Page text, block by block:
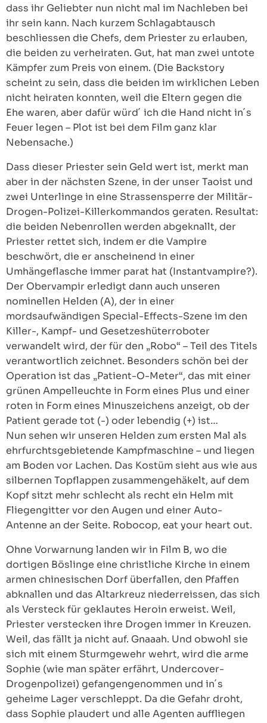
dass ihr Geliebter nun nicht mal im Nachleben bei
ihr sein kann. Nach kurzem Schlagabtausch
beschliessen die Chefs, dem Priester zu erlauben,
die beiden zu verheiraten. Gut, hat man zwei untote
Kämpfer zum Preis von einem. (Die Backstory
scheint zu sein, dass die beiden im wirklichen Leben
nicht heiraten konnten, weil die Eltern gegen die
Ehe waren, aber dafür würd´ ich die Hand nicht in´s
Feuer legen – Plot ist bei dem Film ganz klar
Nebensache.)
Dass dieser Priester sein Geld wert ist, merkt man
aber in der nächsten Szene, in der unser Taoist und
zwei Unterlinge in eine Strassensperre der Militär-
Drogen-Polizei-Killerkommandos geraten. Resultat:
die beiden Nebenrollen werden abgeknallt, der
Priester rettet sich, indem er die Vampire
beschwört, die er anscheinend in einer
Umhängeflasche immer parat hat (Instantvampire?).
Der Obervampir erledigt dann auch unseren
nominellen Helden (A), der in einer
mordsaufwändigen Special-Effects-Szene im den
Killer-, Kampf- und Gesetzeshüterroboter
verwandelt wird, der für den „Robo“ – Teil des Titels
verantwortlich zeichnet. Besonders schön bei der
Operation ist das „Patient-O-Meter“, das mit einer
grünen Ampelleuchte in Form eines Plus und einer
roten in Form eines Minuszeichens anzeigt, ob der
Patient gerade tot (-) oder lebendig (+) ist…
Nun sehen wir unseren Helden zum ersten Mal als
ehrfurchtsgebietende Kampfmaschine – und liegen
am Boden vor Lachen. Das Kostüm sieht aus wie aus
silbernen Topflappen zusammengehäkelt, auf dem
Kopf sitzt mehr schlecht als recht ein Helm mit
Fliegengitter vor den Augen und einer Auto-
Antenne an der Seite. Robocop, eat your heart out.
Ohne Vorwarnung landen wir in Film B, wo die
dortigen Böslinge eine christliche Kirche in einem
armen chinesischen Dorf überfallen, den Pfaffen
abknallen und das Altarkreuz niederreissen, das sich
als Versteck für geklautes Heroin erweist. Weil,
Priester verstecken ihre Drogen immer in Kreuzen.
Weil, das fällt ja nicht auf. Gnaaah. Und obwohl sie
sich mit einem Sturmgewehr wehrt, wird die arme
Sophie (wie man später erfährt, Undercover-
Drogenpolizei) gefangengenommen und in´s
geheime Lager verschleppt. Da die Gefahr droht,
dass Sophie plaudert und alle Agenten auffliegen